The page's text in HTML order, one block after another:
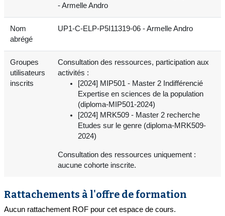
- Armelle Andro
Nom
abrégé
UP1-C-ELP-P5I11319-06 - Armelle Andro
Groupes
utilisateurs
inscrits
Consultation des ressources, participation aux
activités :
[2024] MIP501 - Master 2 Indifférencié
Expertise en sciences de la population
(diploma-MIP501-2024)
[2024] MRK509 - Master 2 recherche
Etudes sur le genre (diploma-MRK509-
2024)
Consultation des ressources uniquement :
aucune cohorte inscrite.
Rattachements à l'offre de formation
Aucun rattachement ROF pour cet espace de cours.